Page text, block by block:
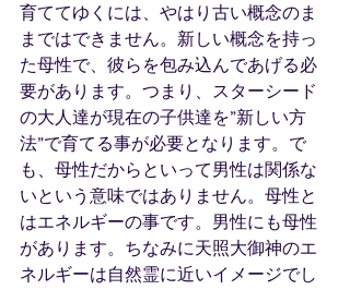
育ててゆくには、やはり古い概念のま
まではできません。新しい概念を持っ
た母性で、彼らを包み込んであげる必
要があります。つまり、スターシード
の大人達が現在の子供達を”新しい方
法”で育てる事が必要となります。で
も、母性だからといって男性は関係な
いという意味ではありません。母性と
はエネルギーの事です。男性にも母性
があります。ちなみに天照大御神のエ
ネルギーは自然霊に近いイメージでし